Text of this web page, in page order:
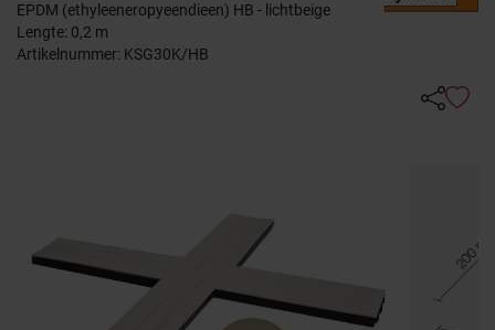
EPDM (ethyleeneropyeendieen) HB - lichtbeige
Lengte: 0,2 m
Artikelnummer: KSG30K/HB